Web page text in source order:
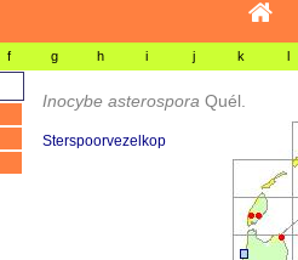
f g h i j k l
Inocybe asterospora Quél.
Sterspoorvezelkop